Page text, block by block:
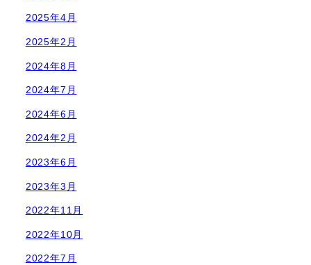
2025年4月
2025年2月
2024年8月
2024年7月
2024年6月
2024年2月
2023年6月
2023年3月
2022年11月
2022年10月
2022年7月